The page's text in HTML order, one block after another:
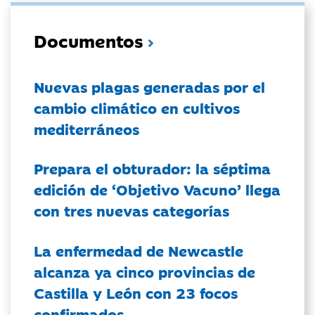
Documentos
Nuevas plagas generadas por el
cambio climático en cultivos
mediterráneos
Prepara el obturador: la séptima
edición de ‘Objetivo Vacuno’ llega
con tres nuevas categorías
La enfermedad de Newcastle
alcanza ya cinco provincias de
Castilla y León con 23 focos